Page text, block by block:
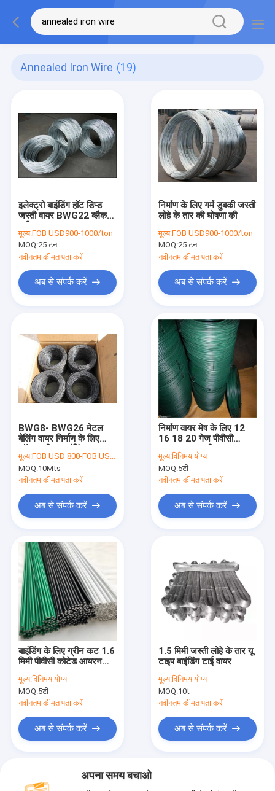
Annealed Iron Wire (19)
इलेक्ट्रो बाइंडिंग हॉट डिप्ड
जस्ती वायर BWG22 ब्लैक
मूल्य:FOB USD900-1000/ton
MOQ:25 टन
नवीनतम कीमत पता करें
अब से संपर्क करें
निर्माण के लिए गर्म डुबकी जस्ती
लोहे के तार की घोषणा की
मूल्य:FOB USD900-1000/ton
MOQ:25 टन
नवीनतम कीमत पता करें
अब से संपर्क करें
BWG8- BWG26 मेटल
बेलिंग वायर निर्माण के लिए
मूल्य:FOB USD 800-FOB USD900
MOQ:10Mts
नवीनतम कीमत पता करें
अब से संपर्क करें
निर्माण वायर मेष के लिए 12
16 18 20 गेज पीवीसी
आयरन वायर ग्रीन:
मूल्य:विनिमय योग्य
MOQ:5टी
नवीनतम कीमत पता करें
अब से संपर्क करें
बाइंडिंग के लिए ग्रीन कट 1.6
मिमी पीवीसी कोटेड आयरन
वायर:
मूल्य:विनिमय योग्य
MOQ:5टी
नवीनतम कीमत पता करें
अब से संपर्क करें
1.5 मिमी जस्ती लोहे के तार यू
टाइप बाइंडिंग टाई वायर
मूल्य:विनिमय योग्य
MOQ:10t
नवीनतम कीमत पता करें
अब से संपर्क करें
अपना समय बचाओ